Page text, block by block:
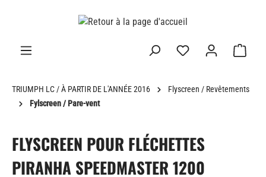
TRIUMPH LC / À PARTIR DE L'ANNÉE 2016
Flyscreen / Revêtements
Fylscreen / Pare-vent
FLYSCREEN POUR FLÉCHETTES
PIRANHA SPEEDMASTER 1200